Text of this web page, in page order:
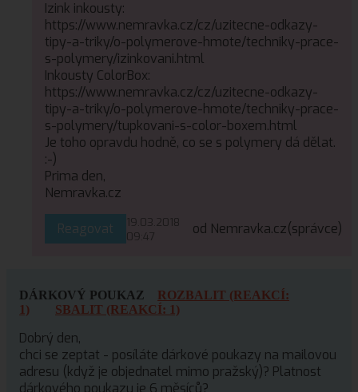
Izink inkousty:
https://www.nemravka.cz/cz/uzitecne-odkazy-
tipy-a-triky/o-polymerove-hmote/techniky-prace-
s-polymery/izinkovani.html
Inkousty ColorBox:
https://www.nemravka.cz/cz/uzitecne-odkazy-
tipy-a-triky/o-polymerove-hmote/techniky-prace-
s-polymery/tupkovani-s-color-boxem.html
Je toho opravdu hodně, co se s polymery dá dělat.
:-)
Prima den,
Nemravka.cz
Reagovat
19.03.2018
09:47
od Nemravka.cz(správce)
DÁRKOVÝ POUKAZ
ROZBALIT (REAKCÍ:
1)
SBALIT (REAKCÍ: 1)
Dobrý den,
chci se zeptat - posíláte dárkové poukazy na mailovou
adresu (když je objednatel mimo pražský)? Platnost